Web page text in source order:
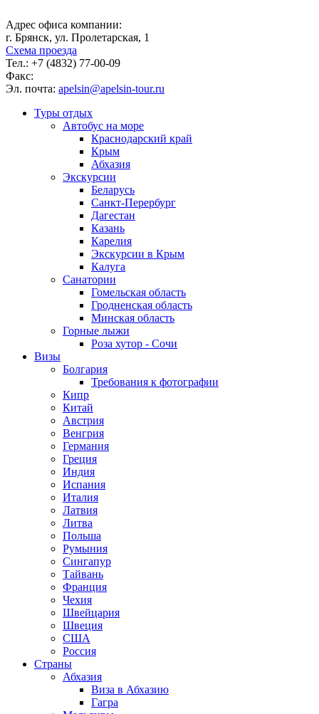
Адрес офиса компании:
г. Брянск, ул. Пролетарская, 1
Схема проезда
Тел.: +7 (4832) 77-00-09
Факс:
Эл. почта: apelsin@apelsin-tour.ru
Туры отдых
Автобус на море
Краснодарский край
Крым
Абхазия
Экскурсии
Беларусь
Санкт-Перербург
Дагестан
Казань
Карелия
Экскурсии в Крым
Калуга
Санатории
Гомельская область
Гродненская область
Минская область
Горные лыжи
Роза хутор - Сочи
Визы
Болгария
Требования к фотографии
Кипр
Китай
Австрия
Венгрия
Германия
Греция
Индия
Испания
Италия
Латвия
Литва
Польша
Румыния
Сингапур
Тайвань
Франция
Чехия
Швейцария
Швеция
США
Россия
Страны
Абхазия
Виза в Абхазию
Гагра